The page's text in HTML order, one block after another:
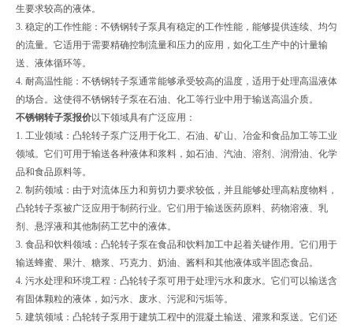
生要求较高的液体。
3. 稳定的工作性能：不锈钢转子泵具有稳定的工作性能，能够提供连续、均匀
的流量。它适用于需要精确控制流量和压力的应用，如化工生产中的计量输
送、液体循环等。
4. 耐高温性能：不锈钢转子泵通常能够承受较高的温度，适用于处理高温液体
的场合。这使得不锈钢转子泵在石油、化工等行业中用于输送高温介质。
不锈钢转子泵报价以下领域具有广泛应用：
1. 工业领域：凸轮转子泵广泛用于化工、石油、矿山、冶金和食品加工等工业
领域。它们可用于输送各种液体和浆料，如石油、汽油、溶剂、润滑油、化学
品和食品原料等。
2. 制药领域：由于对流体压力和剪切力要求较低，并且能够处理高粘度物料，
凸轮转子泵被广泛应用于制药行业。它们用于输送医药原料、药物溶液、乳
剂、悬浮液和其他制药工艺中的液体。
3. 食品和饮料领域：凸轮转子泵在食品和饮料加工中起着关键作用。它们用于
输送蜂蜜、果汁、糖浆、巧克力、奶油、酱料和其他液体或半固态食品。
4. 污水处理和环境工程：凸轮转子泵可用于处理污水和废水。它们可以输送含
有固体颗粒的液体，如污水、废水、污泥和污垢等。
5. 建筑领域：凸轮转子泵用于建筑工程中的混凝土输送、灌浆和泵送。它们还